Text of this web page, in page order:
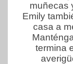
muñecas
Emily
casa a
termina